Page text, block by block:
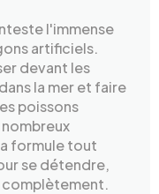
l'immense
artificiels.
devant les
la mer et faire
poissons
formule tout
se détendre,
complètement.